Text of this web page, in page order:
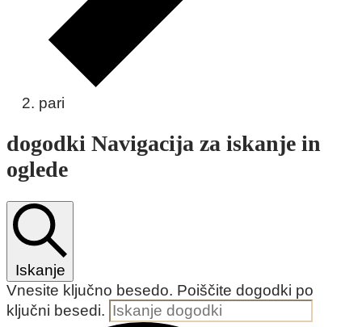
pari
dogodki
dogodki Navigacija za iskanje in
oglede
Iskanje
Vnesite ključno besedo. Poiščite dogodki po
ključni besedi.